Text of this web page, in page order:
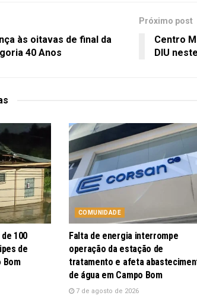
às oitavas de final da
40 Anos
Próximo post
Centro
DIU
100
de
Bom
COMUNIDADE
Falta de energia interrompe
operação da estação de
tratamento e afeta
de água em Campo Bom
7 de agosto de 2026